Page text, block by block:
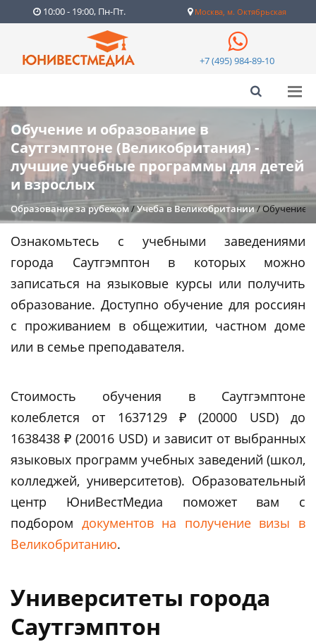
10:00 - 19:00, Пн-Пт. Москва, м. Октябрьская
+7 (495) 984-89-10
Обучение и образование в
Саутгэмптоне (Великобритания) -
лучшие учебные программы для детей
и взрослых
Образование за рубежом/Учеба в Великобритании/Обучение и
Ознакомьтесь с учебными заведениями
города Саутгэмптон в которых можно
записаться на языковые курсы или получить
образование. Доступно обучение для россиян
с проживанием в общежитии, частном доме
или в семье преподавателя.
Стоимость обучения в Саутгэмптоне
колеблется от 1637129 ₽ (20000 USD) до
1638438 ₽ (20016 USD) и зависит от выбранных
языковых программ учебных заведений (школ,
колледжей, университетов). Образовательный
центр ЮниВестМедиа поможет вам c
подбором документов на получение визы в
Великобританию.
Университеты города
Саутгэмптон